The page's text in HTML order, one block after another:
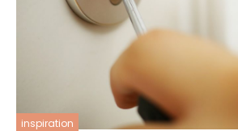
inspiration